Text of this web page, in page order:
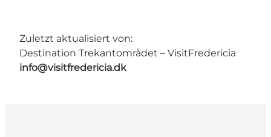
Zuletzt aktualisiert von:
Destination Trekantområdet – VisitFredericia
info@visitfredericia.dk